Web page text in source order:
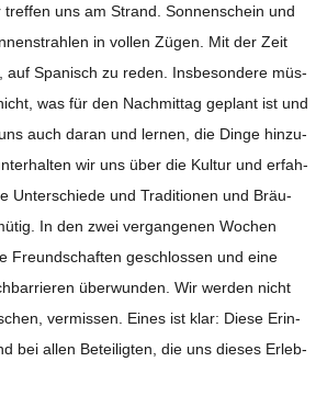
uns am Strand. Son­nen­schein und
in vol­len Zügen. Mit der Zeit
auf Spa­nisch zu reden. Ins­be­son­dere müs­
was für den Nach­mit­tag geplant ist und
auch daran und ler­nen, die Dinge hin­zu­
wir uns über die Kul­tur und erfah­
Unter­schiede und Tra­di­tio­nen und Bräu­
In den zwei ver­gan­ge­nen Wochen
Freund­schaf­ten geschlos­sen und eine
über­wun­den. Wir wer­den nicht
ver­mis­sen. Eines ist klar: Diese Erin­
bei allen Betei­lig­ten, die uns die­ses Erleb­